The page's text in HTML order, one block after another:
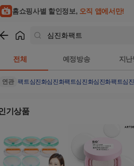
홈쇼핑사별 할인정보, 오직 앱에서만!
전체 예정방송 지
연관 팩트심진화심진화팩트심진화심진화팩트심
기상품